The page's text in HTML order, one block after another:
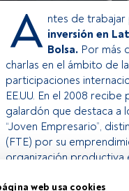
web usa cookies
A ntes de trabajar
inversión en
Bolsa. Por más
charlas en el ámbito de
participaciones
EE.UU. En el 2008
galardón que destaca a
“Joven Empresario”,
(FTE) por su
organización productiva